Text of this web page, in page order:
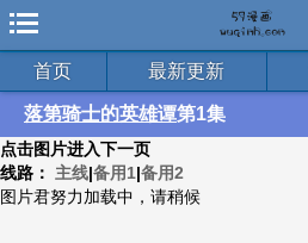
首页 最新更新
落第骑士的英雄谭第1集
点击图片进入下一页
线路： 主线|备用1|备用2
图片君努力加载中，请稍候